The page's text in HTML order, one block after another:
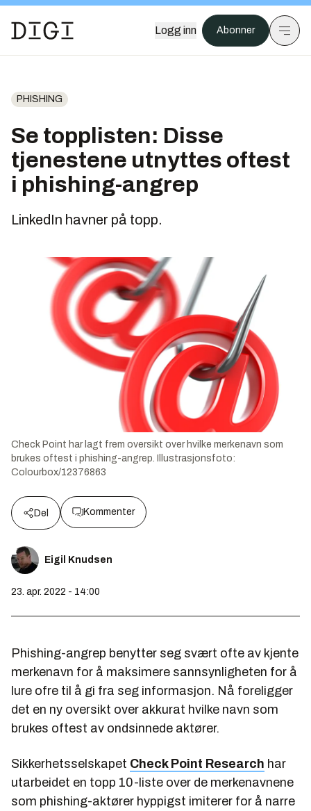
Logg inn Abonner
PHISHING
Se topplisten: Disse
tjenestene utnyttes oftest
i phishing-angrep
LinkedIn havner på topp.
Check Point har lagt frem oversikt over hvilke merkenavn som
brukes oftest i phishing-angrep.
Illustrasjonsfoto:
Colourbox/12376863
Del Kommenter
Eigil Knudsen
23. apr. 2022 - 14:00
Phishing-angrep benytter seg svært ofte av kjente
merkenavn for å maksimere sannsynligheten for å
lure ofre til å gi fra seg informasjon. Nå foreligger
det en ny oversikt over akkurat hvilke navn som
brukes oftest av ondsinnede aktører.
Sikkerhetsselskapet Check Point Research har
utarbeidet en topp 10-liste over de merkenavnene
som phishing-aktører hyppigst imiterer for å narre